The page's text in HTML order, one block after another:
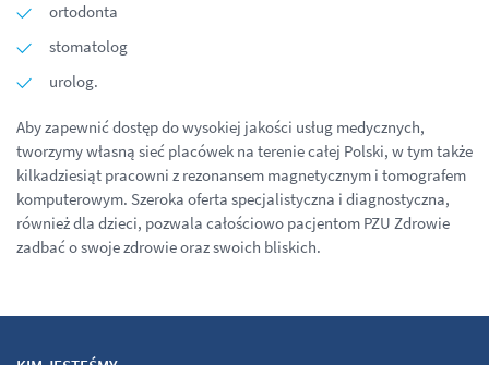
ortodonta
stomatolog
urolog.
Aby zapewnić dostęp do wysokiej jakości usług medycznych,
tworzymy własną sieć placówek na terenie całej Polski, w tym także
kilkadziesiąt pracowni z rezonansem magnetycznym i tomografem
komputerowym. Szeroka oferta specjalistyczna i diagnostyczna,
również dla dzieci, pozwala całościowo pacjentom PZU Zdrowie
zadbać o swoje zdrowie oraz swoich bliskich.